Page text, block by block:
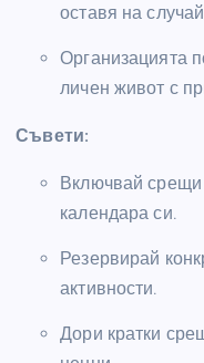
оставя на
Организацията
личен живот с
Съвети:
Включвай срещи
календара си.
Резервирай
активности.
Дори кратки